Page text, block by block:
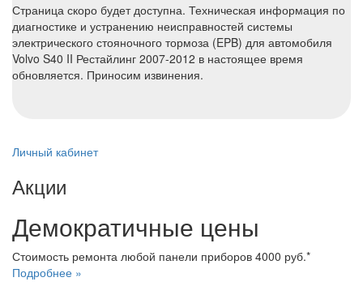
Страница скоро будет доступна. Техническая информация по
диагностике и устранению неисправностей системы
электрического стояночного тормоза (EPB) для автомобиля
Volvo S40 II Рестайлинг 2007-2012 в настоящее время
обновляется. Приносим извинения.
Личный кабинет
Акции
Демократичные цены
Стоимость ремонта любой панели приборов 4000 руб.*
Подробнее »